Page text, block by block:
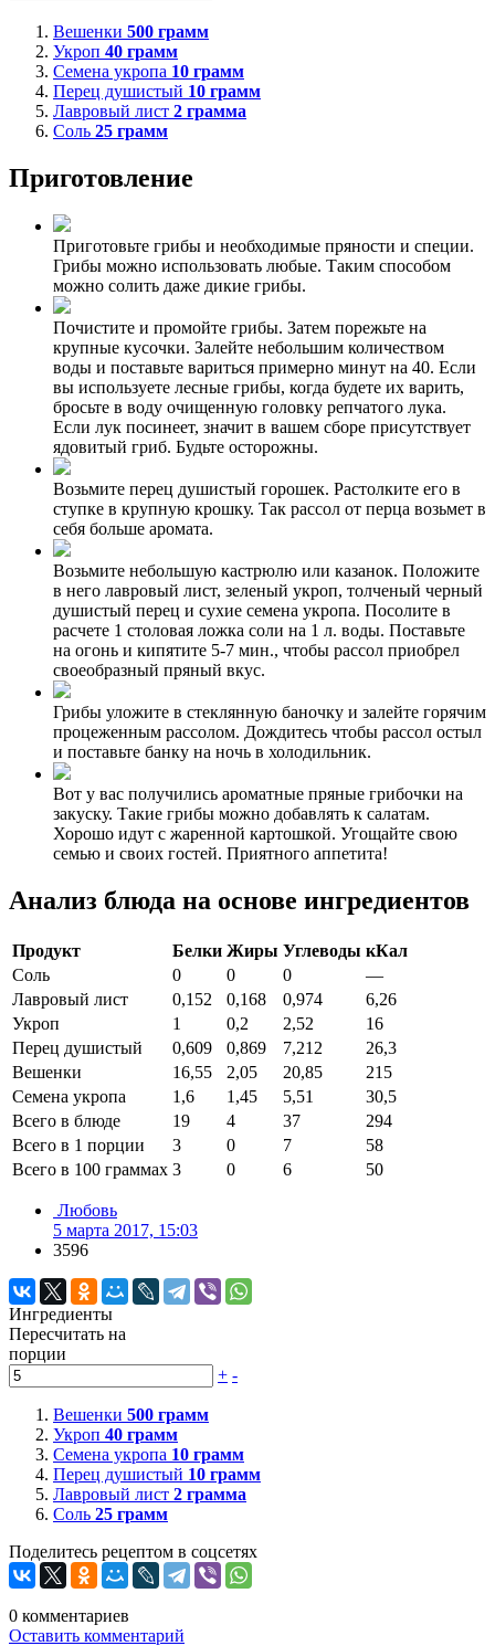
Вешенки 500 грамм
Укроп 40 грамм
Семена укропа 10 грамм
Перец душистый 10 грамм
Лавровый лист 2 грамма
Соль 25 грамм
Приготовление
Приготовьте грибы и необходимые пряности и специи.
Грибы можно использовать любые. Таким способом
можно солить даже дикие грибы.
Почистите и промойте грибы. Затем порежьте на
крупные кусочки. Залейте небольшим количеством
воды и поставьте вариться примерно минут на 40. Если
вы используете лесные грибы, когда будете их варить,
бросьте в воду очищенную головку репчатого лука.
Если лук посинеет, значит в вашем сборе присутствует
ядовитый гриб. Будьте осторожны.
Возьмите перец душистый горошек. Растолките его в
ступке в крупную крошку. Так рассол от перца возьмет в
себя больше аромата.
Возьмите небольшую кастрюлю или казанок. Положите
в него лавровый лист, зеленый укроп, толченый черный
душистый перец и сухие семена укропа. Посолите в
расчете 1 столовая ложка соли на 1 л. воды. Поставьте
на огонь и кипятите 5-7 мин., чтобы рассол приобрел
своеобразный пряный вкус.
Грибы уложите в стеклянную баночку и залейте горячим
процеженным рассолом. Дождитесь чтобы рассол остыл
и поставьте банку на ночь в холодильник.
Вот у вас получились ароматные пряные грибочки на
закуску. Такие грибы можно добавлять к салатам.
Хорошо идут с жаренной картошкой. Угощайте свою
семью и своих гостей. Приятного аппетита!
Анализ блюда на основе ингредиентов
Продукт Белки Жиры Углеводы кКал
Соль
0 0 0
—
Лавровый лист
0,152 0,168 0,974
6,26
Укроп
1 0,2 2,52
16
Перец душистый
0,609 0,869 7,212
26,3
Вешенки
16,55 2,05 20,85
215
Семена укропа
1,6 1,45 5,51
30,5
Всего в блюде
19 4 37
294
Всего в 1 порции
3 0 7
58
Всего в 100 граммах 3 0 6 50
Любовь
5 марта 2017, 15:03
3596
Ингредиенты
Пересчитать на
порции
+ -
Вешенки 500 грамм
Укроп 40 грамм
Семена укропа 10 грамм
Перец душистый 10 грамм
Лавровый лист 2 грамма
Соль 25 грамм
Поделитесь рецептом в соцсетях
0 комментариев
Оставить комментарий